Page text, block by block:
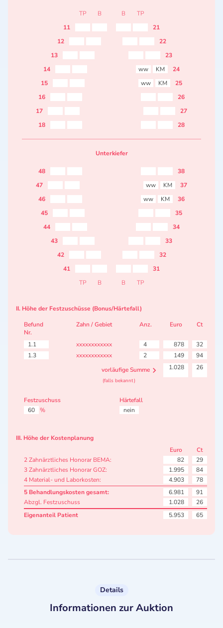
TP B B
TP
11
21
12
22
13
23
14
ww KM
24
15
ww KM
25
16
26
17
27
18
28
Unterkiefer
48
38
47
ww KM
37
46
ww KM
36
45
35
44
34
43
33
42
32
41
31
TP
B B TP
II. Höhe der Festzuschüsse (Bonus/Härtefall)
Befund
Nr.
Zahn / Gebiet Anz. Euro Ct
1.1 xxxxxxxxxxxx 4 878
32
1.3
xxxxxxxxxxxx 2 149
94
vorläufige Summe
1.028 26
(falls bekannt)
Festzuschuss
60
%
Härtefall
nein
III. Höhe der Kostenplanung
Euro
Ct
2 Zahnärztliches Honorar BEMA:
82
29
3 Zahnärztliches Honorar GOZ:
1.995
84
4 Material- und Laborkosten:
4.903
78
5 Behandlungskosten gesamt:
6.981
91
Abzgl. Festzuschuss
1.028
26
Eigenanteil Patient
5.953 65
Details
Informationen zur Auktion